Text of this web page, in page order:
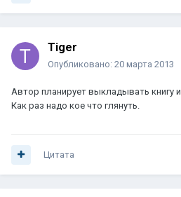
Tiger
Опубликовано: 20 марта 2013
Автор планирует выкладывать книгу
Как раз надо кое что глянуть.
Цитата